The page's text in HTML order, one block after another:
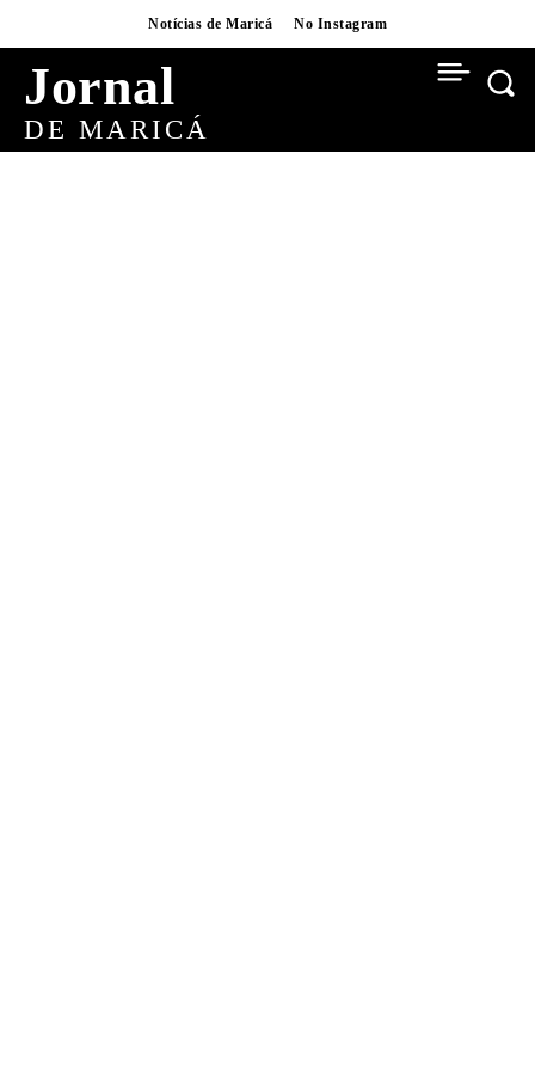
Notícias de Maricá No Instagram
Jornal
DE MARICÁ